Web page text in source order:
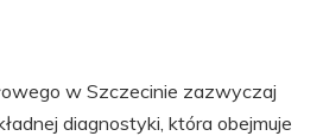
w Szczecinie zazwyczaj
diagnostyki, która obejmuje